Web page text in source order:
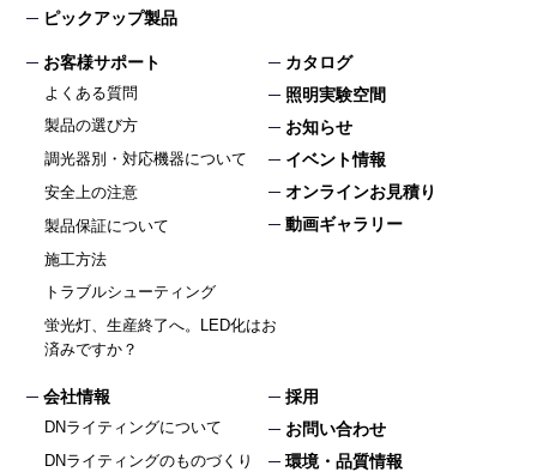
ピックアップ製品
お客様サポート
よくある質問
製品の選び方
調光器別・対応機器について
安全上の注意
製品保証について
施工方法
トラブルシューティング
蛍光灯、生産終了へ。LED化はお
済みですか？
カタログ
照明実験空間
お知らせ
イベント情報
オンラインお見積り
動画ギャラリー
会社情報
DNライティングについて
DNライティングのものづくり
採用
お問い合わせ
環境・品質情報